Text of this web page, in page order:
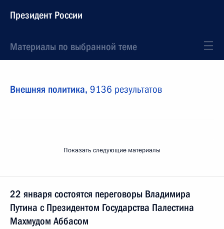
Президент России
Материалы по выбранной теме
Внешняя политика, 9136 результатов
Показать следующие материалы
22 января состоятся переговоры Владимира
Путина с Президентом Государства Палестина
Махмудом Аббасом